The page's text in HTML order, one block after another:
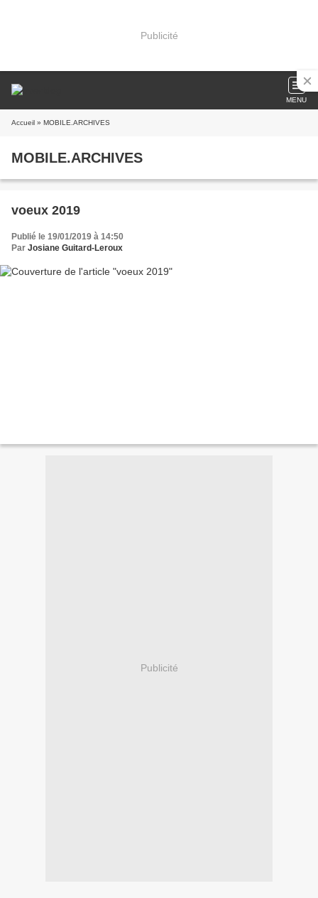
Publicité
MENU
Accueil » MOBILE.ARCHIVES
MOBILE.ARCHIVES
voeux 2019
Publié le 19/01/2019 à 14:50
Par Josiane Guitard-Leroux
Publicité